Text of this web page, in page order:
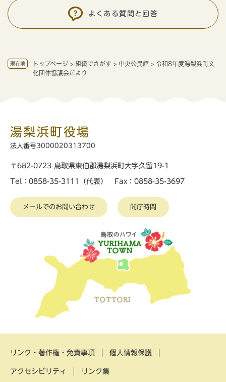
現在地 トップページ > 組織でさがす > 中央公民館 > 令和8年度湯梨浜町文
化団体協議会だより
よくある質問と回答
湯梨浜町役場
法人番号3000020313700
〒682-0723 鳥取県東伯郡湯梨浜町大字久留19-1
Tel：0858-35-3111（代表） Fax：0858-35-3697
メールでのお問い合わせ 開庁時間
リンク・著作権・免責事項 個人情報保護
アクセシビリティ リンク集